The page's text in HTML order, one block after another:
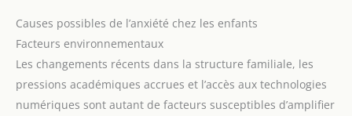
Causes possibles de l’anxiété chez les enfants
Facteurs environnementaux
Les changements récents dans la structure familiale, les
pressions académiques accrues et l’accès aux technologies
numériques sont autant de facteurs susceptibles d’amplifier